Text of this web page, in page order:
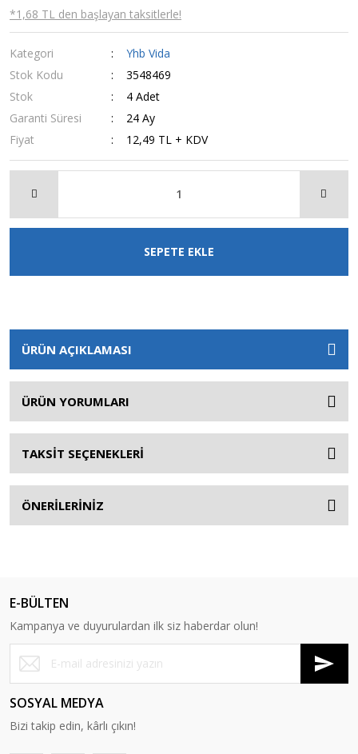
*1,68 TL den başlayan taksitlerle!
Kategori
Yhb Vida
Stok Kodu
3548469
Stok
4 Adet
Garanti Süresi
24 Ay
Fiyat
12,49 TL + KDV
SEPETE EKLE
ÜRÜN AÇIKLAMASI
ÜRÜN YORUMLARI
TAKSİT SEÇENEKLERİ
ÖNERİLERİNİZ
E-BÜLTEN
Kampanya ve duyurulardan ilk siz haberdar olun!
SOSYAL MEDYA
Bizi takip edin, kârlı çıkın!